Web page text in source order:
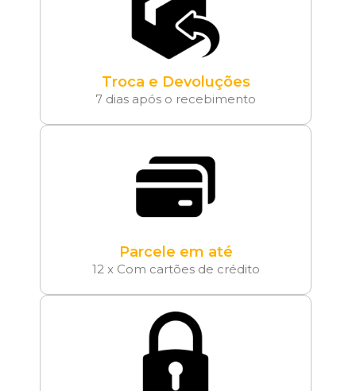
Troca e Devoluções
7 dias após o recebimento
Parcele em até
12 x Com cartões de crédito